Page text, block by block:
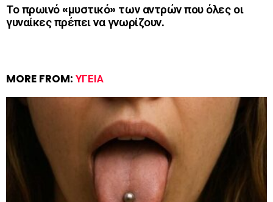
Το πρωινό «μυστικό» των αντρών που όλες οι
γυναίκες πρέπει να γνωρίζουν.
MORE FROM: ΥΓΕΊΑ